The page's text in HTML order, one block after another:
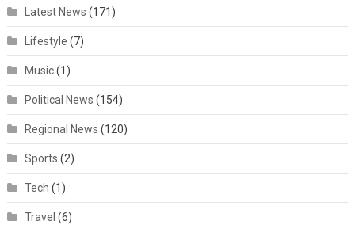
Latest News (171)
Lifestyle (7)
Music(1)
Political News (154)
Regional News (120)
Sports (2)
Tech (1)
Travel (6)